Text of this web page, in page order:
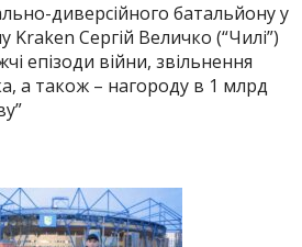
диверсійного батальйону у
Kraken Сергій Величко (“Чилі”)
епізоди війни, звільнення
а також – нагороду в 1 млрд